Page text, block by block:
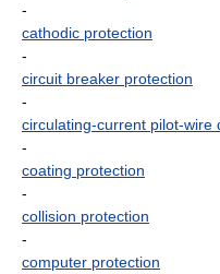
-
cathodic protection
-
circuit breaker protection
-
circulating-current pilot-wire
-
coating protection
-
collision protection
-
computer protection